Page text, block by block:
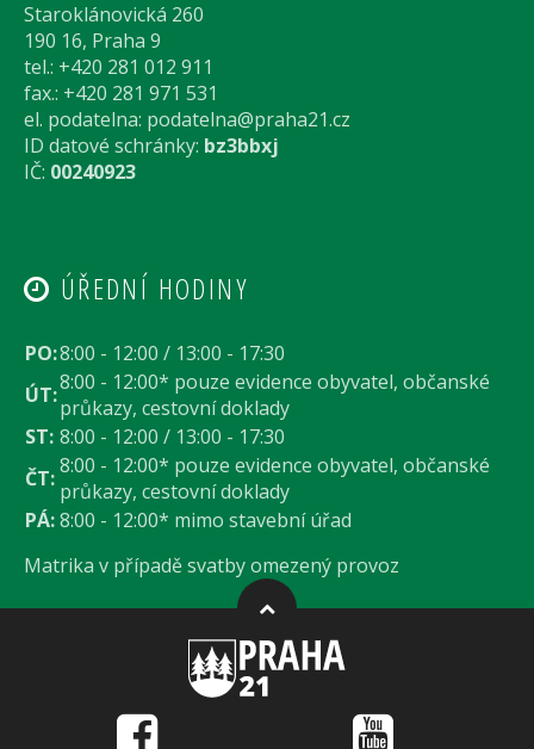
Staroklánovická 260
190 16, Praha 9
tel.: +420 281 012 911
fax.: +420 281 971 531
el. podatelna: podatelna@praha21.cz
ID datové schránky: bz3bbxj
IČ: 00240923
ÚŘEDNÍ HODINY
PO:8:00 - 12:00 / 13:00 - 17:30
ÚT:8:00 - 12:00* pouze evidence obyvatel, občanské
průkazy, cestovní doklady
ST: 8:00 - 12:00 / 13:00 - 17:30
ČT:8:00 - 12:00* pouze evidence obyvatel, občanské
průkazy, cestovní doklady
PÁ:8:00 - 12:00* mimo stavební úřad
Matrika v případě svatby omezený provoz